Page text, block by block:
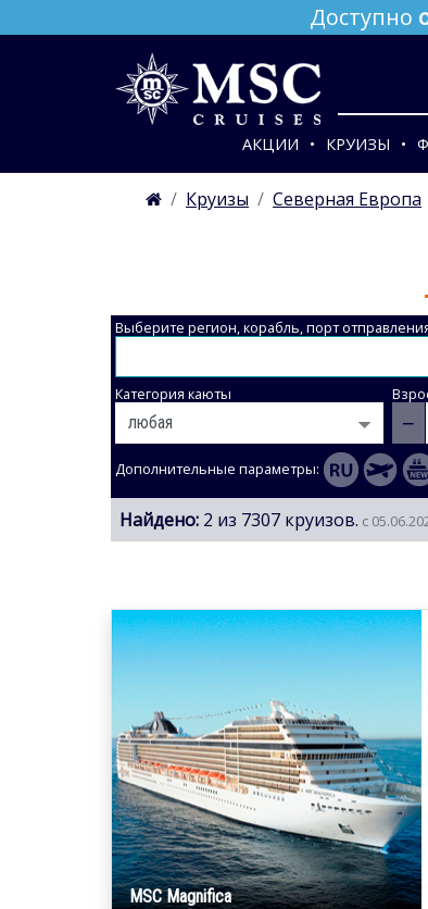
Доступно
АКЦИИ КРУИЗЫ
Круизы Северная Европа
Выберите регион, корабль, порт
Категория каюты
−
Дополнительные параметры:
Найдено: 2 из 7307 круизов. с
MSC Magnifica